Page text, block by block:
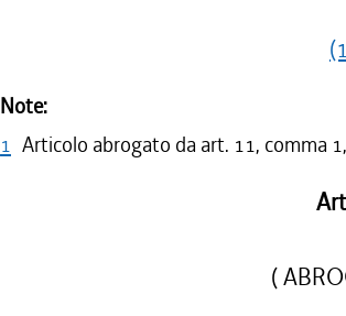
Note:
1 Articolo abrogato da art. 11, comma
(